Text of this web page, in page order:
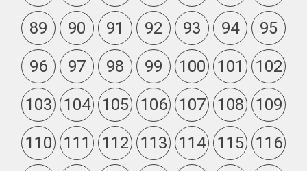
89
90 91 92 93 94
95
96
97 98 99 100 101
102
103
104 105 106 107 108
109
110
111 112 113 114 115
116